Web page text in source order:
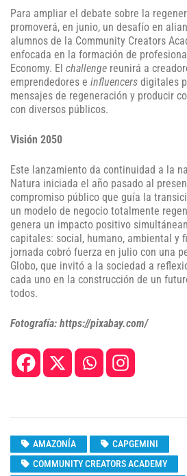
Para ampliar el debate sobre la
promoverá, en junio, un desafío en
alumnos de la Community Creators
enfocada en la formación de
Economy. El challenge reunirá a
emprendedores e influencers digitales
mensajes de regeneración y producir
con diversos públicos.
Visión 2050
Este lanzamiento da continuidad a la
Natura iniciada el año pasado al
compromiso público que guía la
un modelo de negocio totalmente
genera un impacto positivo
capitales: social, humano, ambiental y
jornada cobró fuerza en julio con una
Globo, que invitó a la sociedad a
cada uno en la construcción de un
todos.
Fotografía: https://pixabay.com/
AMAZONÍA
CAPGEMINI
COMMUNITY CREATORS ACADEMY